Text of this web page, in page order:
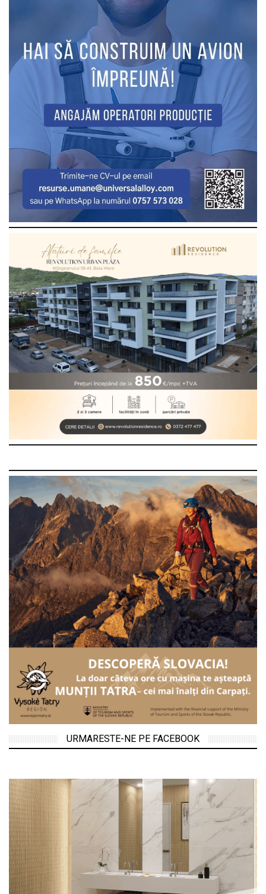
URMARESTE-NE PE FACEBOOK